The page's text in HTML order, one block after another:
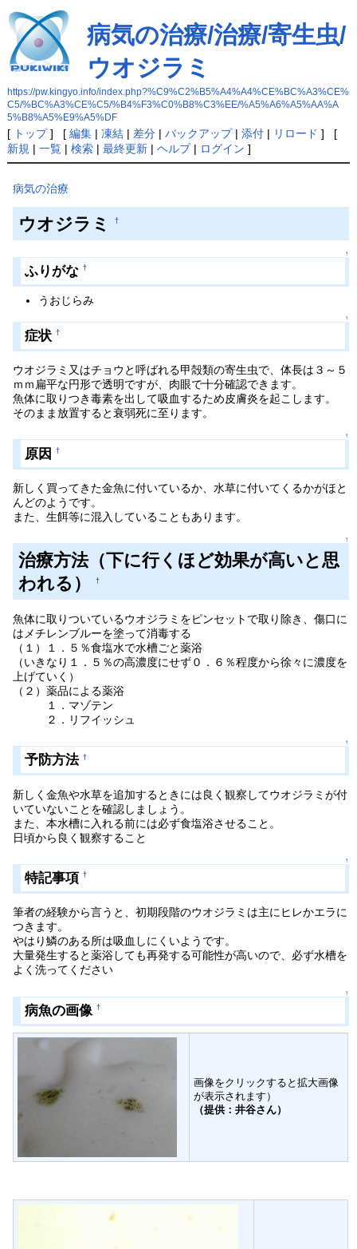
病気の治療/治療/寄生虫/
ウオジラミ
https://pw.kingyo.info/index.php?%C9%C2%B5%A4%A4%CE%BC%A3%CE%
C5/%BC%A3%CE%C5/%B4%F3%C0%B8%C3%EE/%A5%A6%A5%AA%A
5%B8%A5%E9%A5%DF
[ トップ] [ 編集| 凍結| 差分| バックアップ| 添付| リロード ] [
新規 | 一覧| 検索| 最終更新| ヘルプ| ログイン ]
病気の治療
ウオジラミ †
↑
ふりがな†
うおじらみ
↑
症状†
ウオジラミ又はチョウと呼ばれる甲殻類の寄生虫で、体長は３～５
ｍｍ扁平な円形で透明ですが、肉眼で十分確認できます。
魚体に取りつき毒素を出して吸血するため皮膚炎を起こします。
そのまま放置すると衰弱死に至ります。
↑
原因†
新しく買ってきた金魚に付いているか、水草に付いてくるかがほと
んどのようです。
また、生餌等に混入していることもあります。
↑
治療方法（下に行くほど効果が高いと思
われる）
†
魚体に取りついているウオジラミをピンセットで取り除き、傷口に
はメチレンブルーを塗って消毒する
（１）１．５％食塩水で水槽ごと薬浴
（いきなり１．５％の高濃度にせず０．６％程度から徐々に濃度を
上げていく）
（２）薬品による薬浴
１．マゾテン
２．リフイッシュ
↑
予防方法†
新しく金魚や水草を追加するときには良く観察してウオジラミが付
いていないことを確認しましょう。
また、本水槽に入れる前には必ず食塩浴させること。
日頃から良く観察すること
↑
特記事項†
筆者の経験から言うと、初期段階のウオジラミは主にヒレかエラに
つきます。
やはり鱗のある所は吸血しにくいようです。
大量発生すると薬浴しても再発する可能性が高いので、必ず水槽を
よく洗ってください
↑
病魚の画像†
画像をクリックすると拡大画像
が表示されます）
（提供：井谷さん）